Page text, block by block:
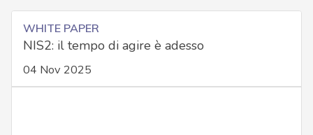
WHITE PAPER
NIS2: il tempo di agire è adesso
04 Nov 2025